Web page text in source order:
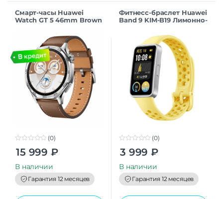
Смарт-часы Huawei
Watch GT 5 46mm Brown
t
o
f
5
(0)
15 999 ₽
В наличии
Гарантия 12 месяцев
Фитнесс-браслет Huawei
Band 9 KIM-B19 Лимонно-
o
t
o
f
5
(0)
3 999 ₽
В наличии
Гарантия 12 месяцев